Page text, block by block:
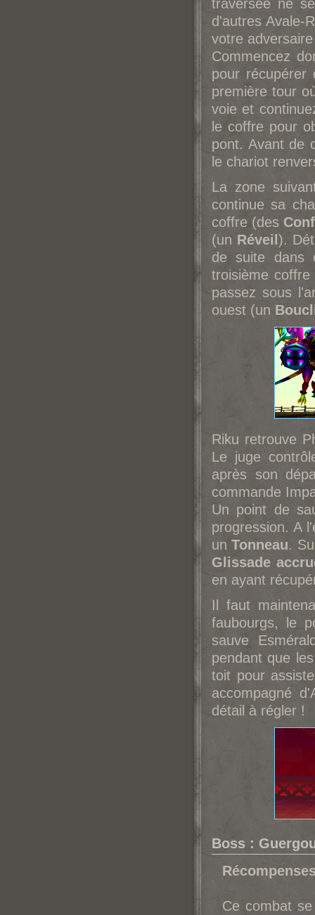
traversée ne
d'autres Avale-
votre
Commencez
pour
première tour
voie et
le coffre pour
pont. Avant de
le chariot
La zone
continue sa
coffre (des
(un Réveil ).
de suite dans
troisième
passez sous
ouest (un
Riku retrouve
Le juge
après son
commande
Un point de
progression. A
unTonneau.
Glissade
en ayant
Il faut
faubourgs, le
sauve
pendant que
toit pour
accompagné
détail à régler !
Boss :
Ce combat